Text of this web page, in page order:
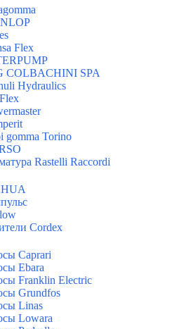
Flex
COLBACHINI SPA
Hydraulics
gomma Torino
Rastelli Raccordi
Cordex
Caprari
Ebara
Franklin Electric
Grundfos
Linas
Lowara